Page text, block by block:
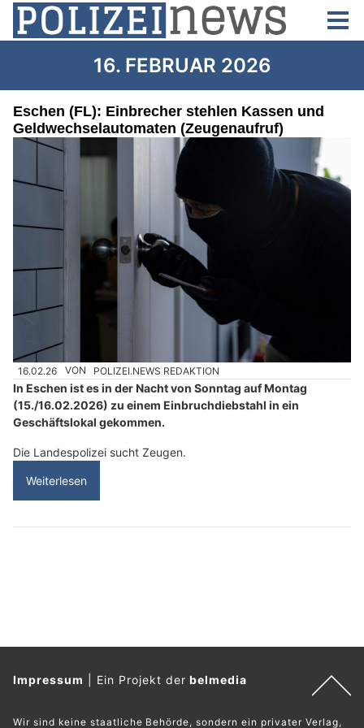
16. FEBRUAR 2026
Eschen (FL): Einbrecher stehlen Kassen und
Geldwechselautomaten (Zeugenaufruf)
16.02.26 VON POLIZEI.NEWS REDAKTION
In Eschen ist es in der Nacht von Sonntag auf Montag
(15./16.02.2026) zu einem Einbruchdiebstahl in ein
Geschäftslokal gekommen.
Die Landespolizei sucht Zeugen.
Weiterlesen
Impressum Ein Projekt derbelmedia
Wir sind keine staatliche Behörde, sondern ein privater Verlag,